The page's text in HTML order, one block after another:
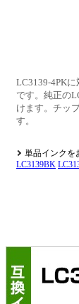
LC3139-4PK
です。純正の
けます。チッ
す。
単品インクを
LC3139BK